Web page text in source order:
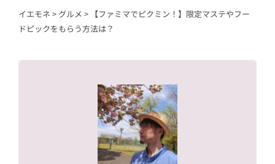
イエモネ > グルメ > 【ファミマでピクミン！】限定マステやフー
ドピックをもらう方法は？